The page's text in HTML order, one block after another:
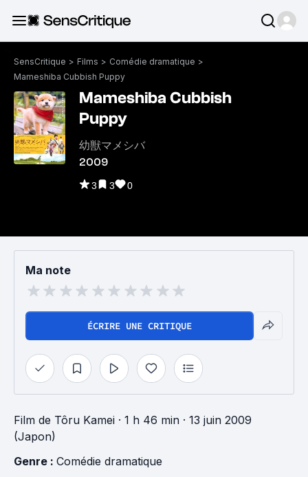
SensCritique > Films > Comédie dramatique >
Mameshiba Cubbish Puppy
Mameshiba Cubbish
Puppy
幼獣マメシバ
2009
3 3 0
Ma note
ÉCRIRE UNE CRITIQUE
Film de Tôru Kamei · 1 h 46 min · 13 juin 2009
(Japon)
Genre : Comédie dramatique